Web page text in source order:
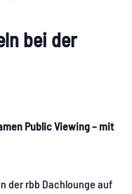
bei der
Public Viewing – mit
der rbb Dachlounge auf